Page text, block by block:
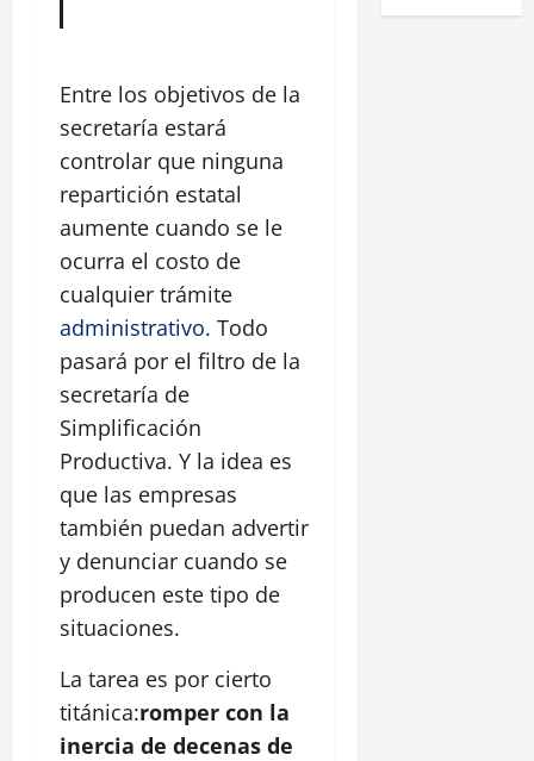
Entre los objetivos de la
secretaría estará
controlar que ninguna
repartición estatal
aumente cuando se le
ocurra el costo de
cualquier trámite
administrativo. Todo
pasará por el filtro de la
secretaría de
Simplificación
Productiva. Y la idea es
que las empresas
también puedan advertir
y denunciar cuando se
producen este tipo de
situaciones.
La tarea es por cierto
titánica:romper con la
inercia de decenas de